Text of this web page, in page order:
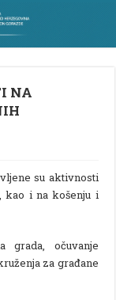
NA
su aktivnosti
kao i na košenju i
grada, očuvanje
za građane